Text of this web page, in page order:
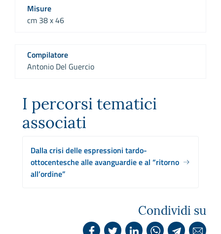
Misure
cm 38 x 46
Compilatore
Antonio Del Guercio
I percorsi tematici
associati
Dalla crisi delle espressioni tardo-
ottocentesche alle avanguardie e al “ritorno
all’ordine”
Condividi su